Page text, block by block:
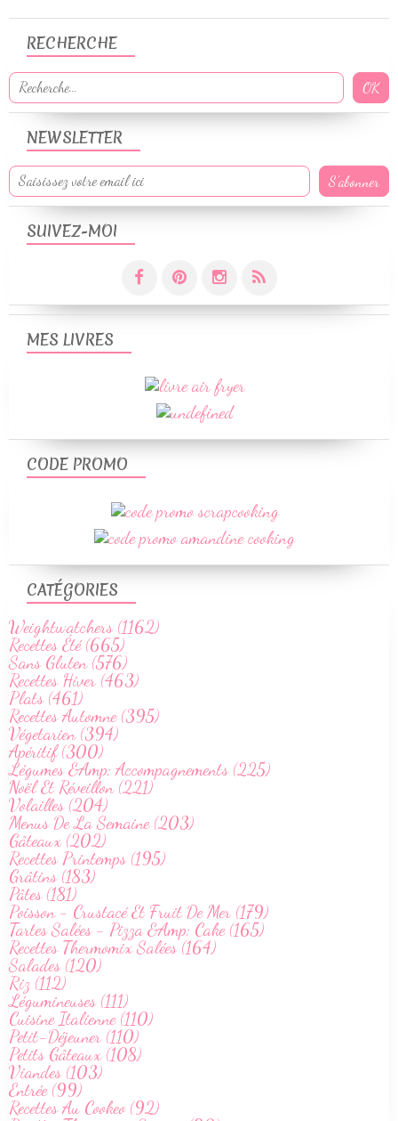
NEWSLETTER
SUIVEZ-MOI
RECHERCHE
CATÉGORIES
Weightwatchers (1162)
Recettes Été (665)
Sans Gluten (576)
Recettes Hiver (463)
Plats (461)
Recettes Automne (395)
Végetarien (394)
Apéritif (300)
Légumes &Amp; Accompagnements (225)
Noël Et Réveillon (221)
Volailles (204)
Menus De La Semaine (203)
Gâteaux (202)
Recettes Printemps (195)
Grâtins (183)
Pâtes (181)
Poisson - Crustacé Et Fruit De Mer (179)
Tartes Salées - Pizza &Amp; Cake (165)
Recettes Thermomix Salées (164)
Salades (120)
Riz (112)
Légumineuses (111)
Cuisine Italienne (110)
Petit-Déjeuner (110)
Petits Gâteaux (108)
Viandes (103)
Entrée (99)
Recettes Au Cookeo (92)
MES LIVRES
CODE PROMO